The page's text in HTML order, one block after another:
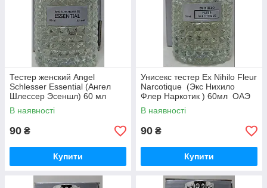
Тестер женский Angel
Schlesser Essential (Ангел
Шлессер Эсеншл) 60 мл
В наявності
90 ₴
Купити
Унисекс тестер Ex Nihilo Fleur
Narcotique (Экс Нихило
Флер Наркотик ) 60мл ОАЭ
В наявності
90 ₴
Купити